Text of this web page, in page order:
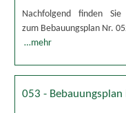
Nachfolgend finden
zum Bebauungsplan Nr.
…mehr
053 -